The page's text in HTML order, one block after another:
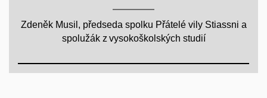
Zdeněk Musil, předseda spolku Přátelé vily Stiassni a
spolužák z vysokoškolských studií